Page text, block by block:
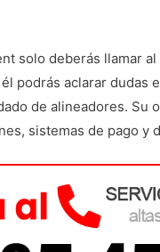
solo deberás llamar al
podrás aclarar dudas
de alineadores. Su
sistemas de pago y